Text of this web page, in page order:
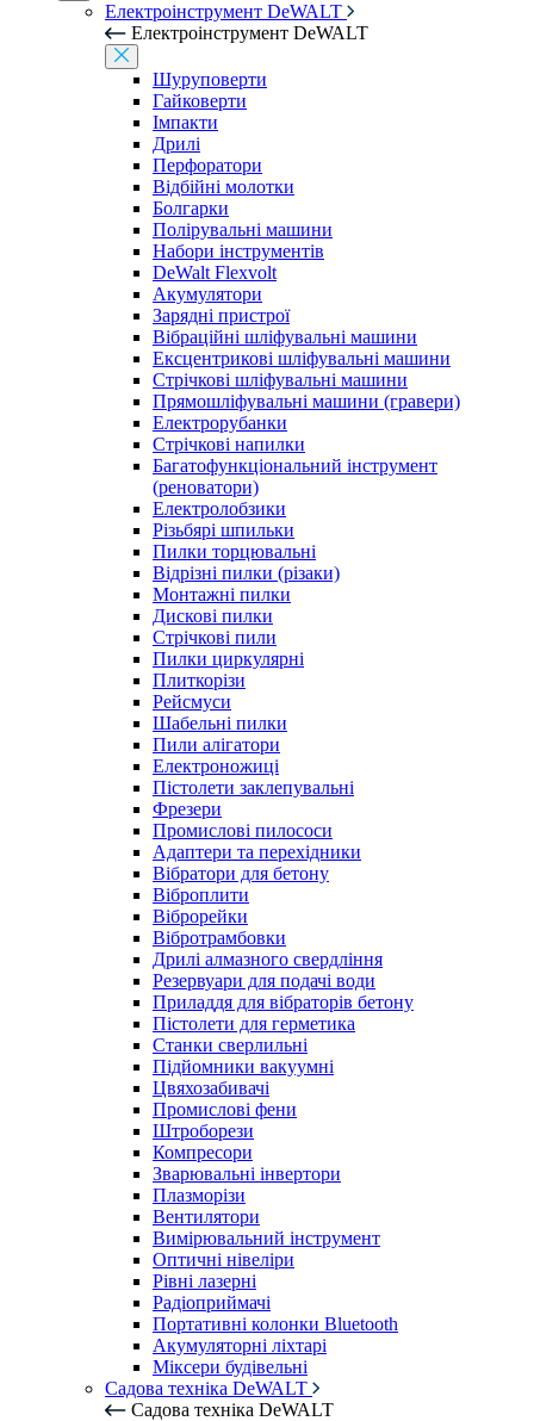
Електроінструмент DeWALT
Електроінструмент DeWALT
Шуруповерти
Гайковерти
Імпакти
Дрилі
Перфоратори
Відбійні молотки
Болгарки
Полірувальні машини
Набори інструментів
DeWalt Flexvolt
Акумулятори
Зарядні пристрої
Вібраційні шліфувальні машини
Ексцентрикові шліфувальні машини
Стрічкові шліфувальні машини
Прямошліфувальні машини (гравери)
Електрорубанки
Стрічкові напилки
Багатофункціональний інструмент
(реноватори)
Електролобзики
Різьбярі шпильки
Пилки торцювальні
Відрізні пилки (різаки)
Монтажні пилки
Дискові пилки
Стрічкові пили
Пилки циркулярні
Плиткорізи
Рейсмуси
Шабельні пилки
Пили алігатори
Електроножиці
Пістолети заклепувальні
Фрезери
Промислові пилососи
Адаптери та перехідники
Вібратори для бетону
Віброплити
Віброрейки
Вібротрамбовки
Дрилі алмазного свердління
Резервуари для подачі води
Приладдя для вібраторів бетону
Пістолети для герметика
Станки сверлильні
Підйомники вакуумні
Цвяхозабивачі
Промислові фени
Штроборези
Компресори
Зварювальні інвертори
Плазморізи
Вентилятори
Вимірювальний інструмент
Оптичні нівеліри
Рівні лазерні
Радіоприймачі
Портативні колонки Bluetooth
Акумуляторні ліхтарі
Міксери будівельні
Садова техніка DeWALT
Садова техніка DeWALT